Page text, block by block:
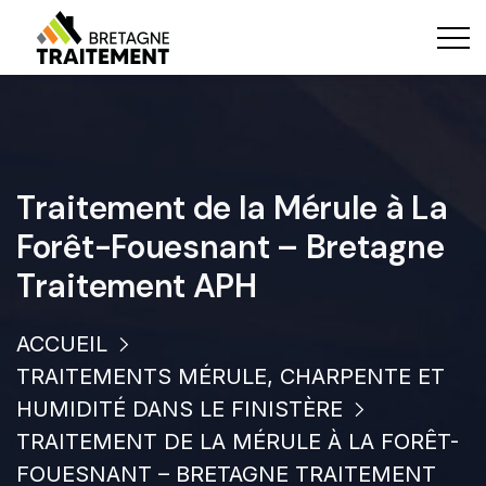
Traitement de la Mérule à La
Forêt-Fouesnant – Bretagne
Traitement APH
ACCUEIL
TRAITEMENTS MÉRULE, CHARPENTE ET
HUMIDITÉ DANS LE FINISTÈRE
TRAITEMENT DE LA MÉRULE À LA FORÊT-
FOUESNANT – BRETAGNE TRAITEMENT